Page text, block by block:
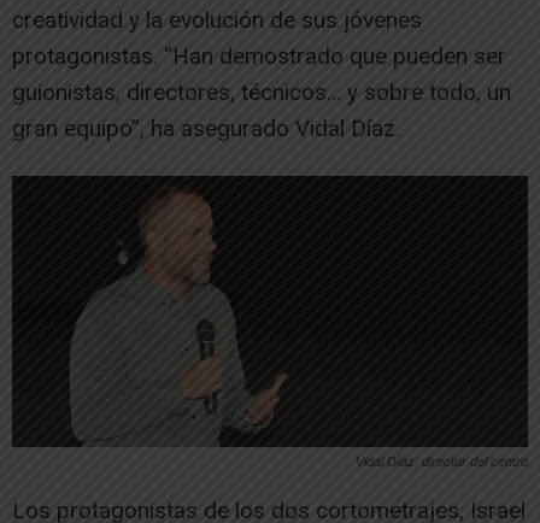
creatividad y la evolución de sus jóvenes
protagonistas. “Han demostrado que pueden ser
guionistas, directores, técnicos… y sobre todo, un
gran equipo”, ha asegurado Vidal Díaz.
Vidal Díaz, director del centro
Los protagonistas de los dos cortometrajes, Israel